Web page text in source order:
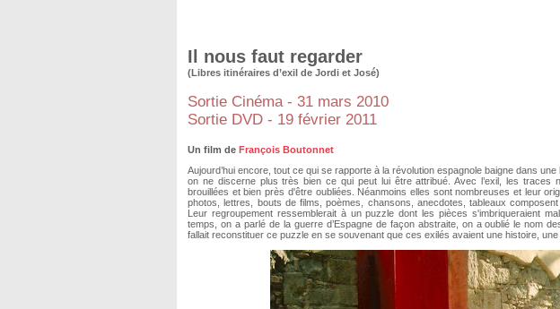
Il nous faut regarder
(Libres itinéraires d’exil de Jordi et José)
Sortie Cinéma - 31 mars 2010
Sortie DVD - 19 février 2011
Un film de François Boutonnet
Aujourd’hui encore, tout ce qui se rapporte à la révolution espagnole baigne dans
on ne discerne plus très bien ce qui peut lui être attribué. Avec l’exil, les traces
brouillées et bien près d'être oubliées. Néanmoins elles sont nombreuses et leur
photos, lettres, bouts de films, poèmes, chansons, anecdotes, tableaux
Leur regroupement ressemblerait à un puzzle dont les pièces s'imbriqueraient
temps, on a parlé de la guerre d’Espagne de façon abstraite, on a oublié le nom
fallait reconstituer ce puzzle en se souvenant que ces exilés avaient une histoire,